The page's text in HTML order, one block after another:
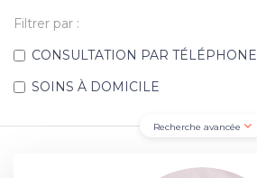
Filtrer par :
CONSULTATION PAR TÉLÉPHONE
SOINS À DOMICILE
Recherche avancée